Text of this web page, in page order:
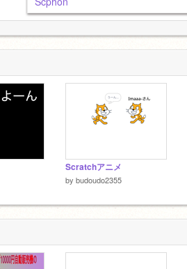
Scratchアニメ
by budoudo2355